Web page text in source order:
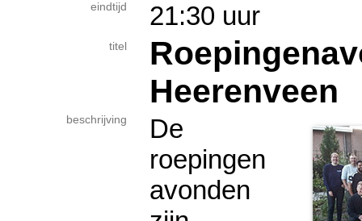
eindtijd 21:30 uur
titel
Heerenveen
beschrijving
De
roepingen
avonden